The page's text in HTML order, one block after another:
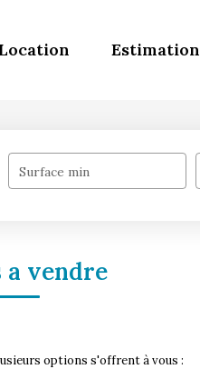
Estimation
Surface min
a vendre
options s'offrent à vous :